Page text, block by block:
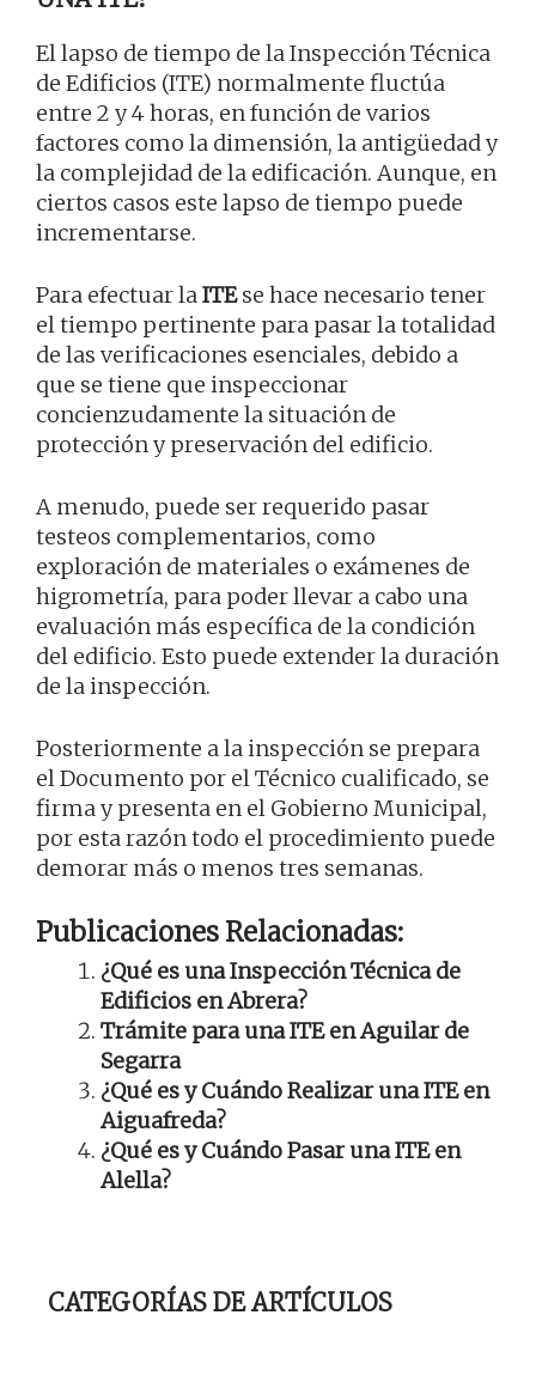
El lapso de tiempo de la Inspección Técnica
de Edificios (ITE) normalmente fluctúa
entre 2 y 4 horas, en función de varios
factores como la dimensión, la antigüedad y
la complejidad de la edificación. Aunque, en
ciertos casos este lapso de tiempo puede
incrementarse.
Para efectuar laITEse hace necesario tener
el tiempo pertinente para pasar la totalidad
de las verificaciones esenciales, debido a
que se tiene que inspeccionar
concienzudamente la situación de
protección y preservación del edificio.
A menudo, puede ser requerido pasar
testeos complementarios, como
exploración de materiales o exámenes de
higrometría, para poder llevar a cabo una
evaluación más específica de la condición
del edificio. Esto puede extender la duración
de la inspección.
Posteriormente a la inspección se prepara
el Documento por el Técnico cualificado, se
firma y presenta en el Gobierno Municipal,
por esta razón todo el procedimiento puede
demorar más o menos tres semanas.
Publicaciones Relacionadas:
¿Qué es una Inspección Técnica de
Edificios en Abrera?
Trámite para una ITE en Aguilar de
Segarra
¿Qué es y Cuándo Realizar una ITE en
Aiguafreda?
¿Qué es y Cuándo Pasar una ITE en
Alella?
CATEGORÍAS DE ARTÍCULOS